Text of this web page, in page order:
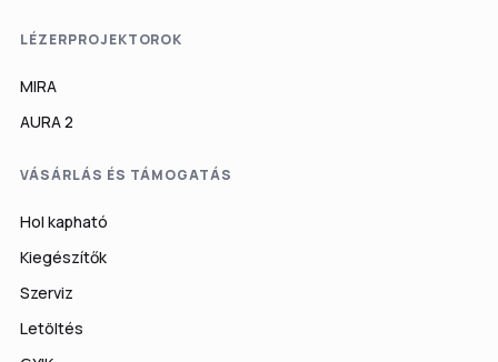
LÉZERPROJEKTOROK
MIRA
AURA 2
VÁSÁRLÁS ÉS TÁMOGATÁS
Hol kapható
Kiegészítők
Szerviz
Letöltés